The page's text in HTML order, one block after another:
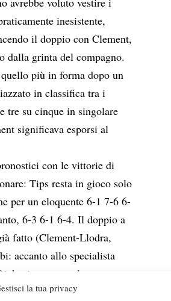
la tua privacy
inesistente,
il doppio con Clement,
dalla grinta del compagno.
più in forma dopo un
in classifica tra i
tre su cinque in singolare
significava esporsi al
con le vittorie di
Tips resta in gioco solo
per un eloquente 6-1 7-6 6-
6-3 6-1 6-4. Il doppio a
fatto (Clement-Llodra,
accanto allo specialista
se non altro per una
possa contare su una